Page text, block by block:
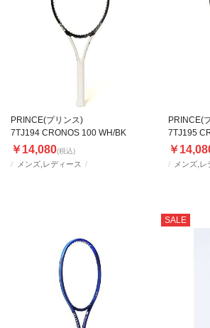
メンズ,レディース
PRINCE(プリンス)
7TJ194 CRONOS 100 WH/BK
￥14,080(税込)
メンズ,レ
PRINCE(
7TJ195
￥
SALE